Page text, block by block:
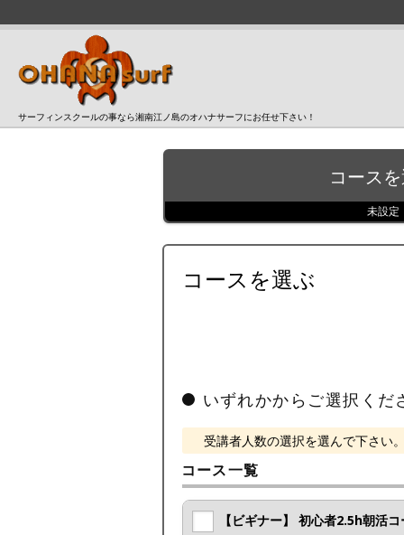
サーフィンスクールの事なら湘南江ノ島のオハナサーフにお任せ下さい！
コースを
未設定
コースを選ぶ
いずれかからご選択くだ
受講者人数の選択を選んで下さい。
コース一覧
【ビギナー】 初心者2.5h朝活コ